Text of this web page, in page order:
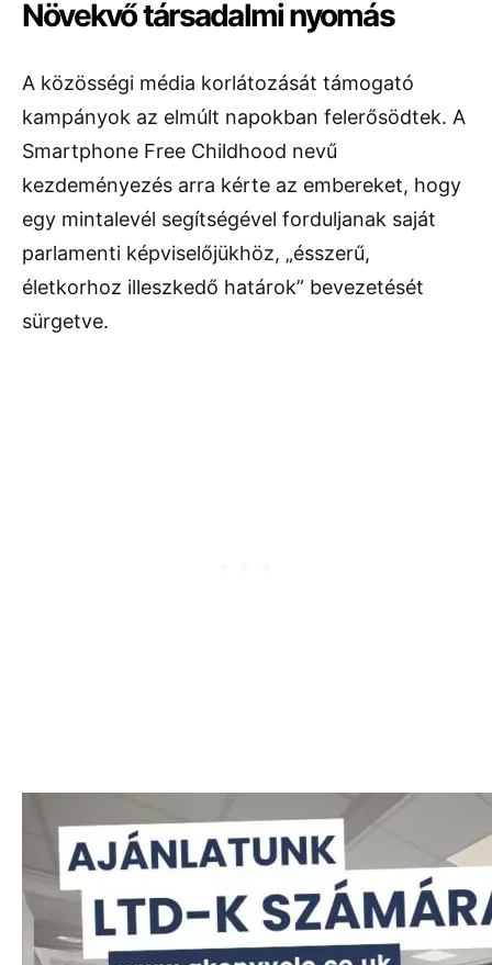
Növekvő társadalmi nyomás
A közösségi média korlátozását támogató
kampányok az elmúlt napokban felerősödtek. A
Smartphone Free Childhood nevű
kezdeményezés arra kérte az embereket, hogy
egy mintalevél segítségével forduljanak saját
parlamenti képviselőjükhöz, „ésszerű,
életkorhoz illeszkedő határok” bevezetését
sürgetve.